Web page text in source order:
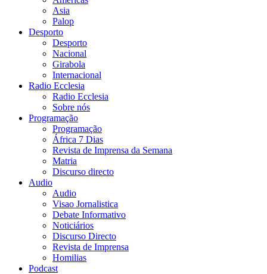
Asia
Palop
Desporto
Desporto
Nacional
Girabola
Internacional
Radio Ecclesia
Radio Ecclesia
Sobre nós
Programação
Programação
África 7 Dias
Revista de Imprensa da Semana
Matria
Discurso directo
Audio
Audio
Visao Jornalistica
Debate Informativo
Noticiários
Discurso Directo
Revista de Imprensa
Homilias
Podcast